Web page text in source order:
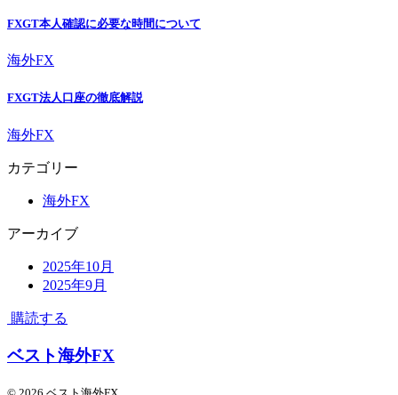
FXGT本人確認に必要な時間について
海外FX
FXGT法人口座の徹底解説
海外FX
カテゴリー
海外FX
アーカイブ
2025年10月
2025年9月
購読する
ベスト海外FX